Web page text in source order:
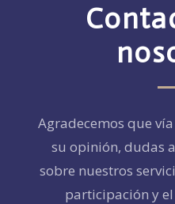
Agradecemos que
su opinión, dudas
sobre nuestros
participación y